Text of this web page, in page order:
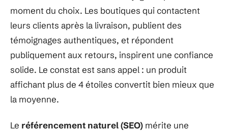
moment du choix. Les boutiques qui contactent
leurs clients après la livraison, publient des
témoignages authentiques, et répondent
publiquement aux retours, inspirent une confiance
solide. Le constat est sans appel : un produit
affichant plus de 4 étoiles convertit bien mieux que
la moyenne.
Le référencement naturel (SEO) mérite une